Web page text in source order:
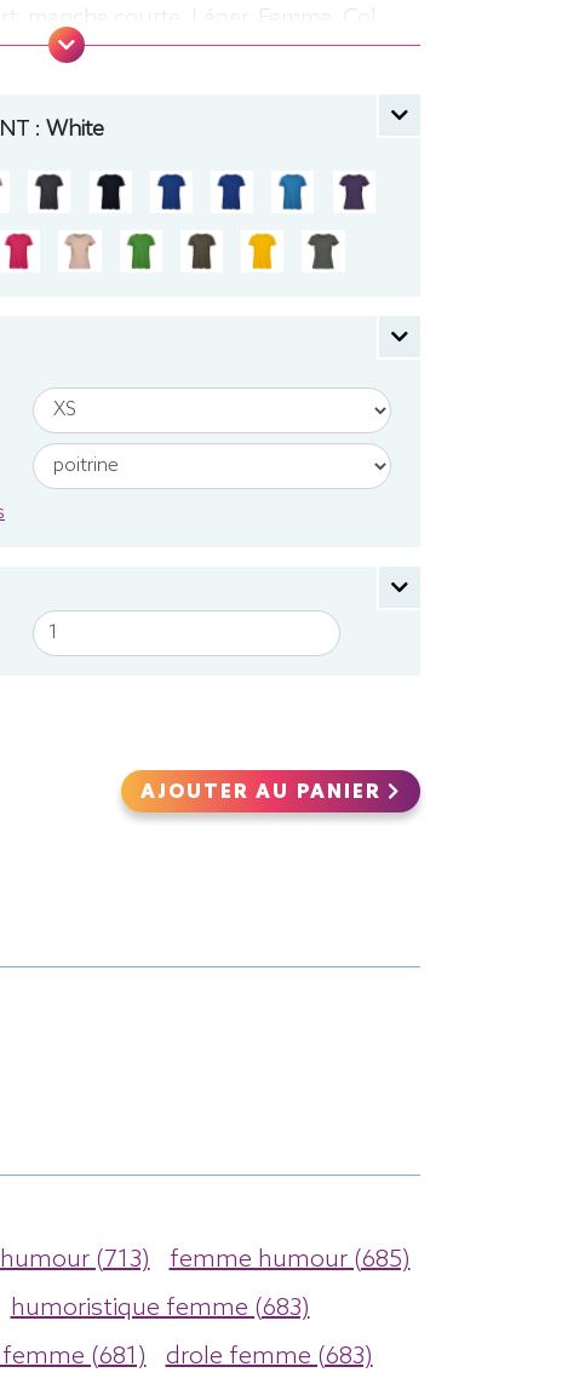
manche courte, Léger, Femme, Col
: White
AJOUTER AU PANIER
(713)
femme humour (685)
humoristique femme (683)
(681)
drole femme (683)